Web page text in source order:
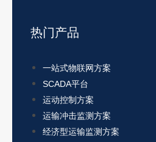
热门产品
一站式物联网方案
SCADA平台
运动控制方案
运输冲击监测方案
经济型运输监测方案